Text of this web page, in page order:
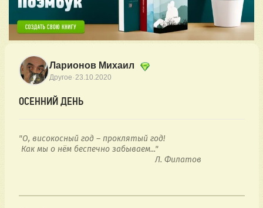
Ларионов Михаил
Другое ·23.10.2020
ОСЕННИЙ ДЕНЬ
"О, високосный год – проклятый год!
Как мы о нём беспечно забываем..."
                                                          Л. Филатов